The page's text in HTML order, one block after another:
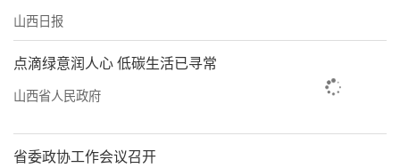
山西日报
点滴绿意润人心 低碳生活已寻常
山西省人民政府
省委政协工作会议召开